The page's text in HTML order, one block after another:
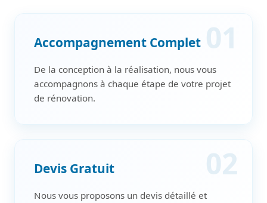
01
Accompagnement Complet
De la conception à la réalisation, nous vous
accompagnons à chaque étape de votre projet
de rénovation.
02
Devis Gratuit
Nous vous proposons un devis détaillé et